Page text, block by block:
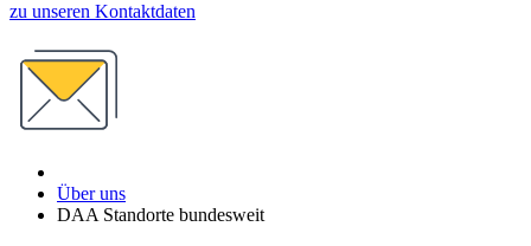
zu unseren Kontaktdaten
Über uns
DAA Standorte bundesweit